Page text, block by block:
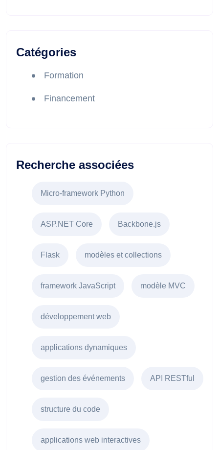
Catégories
Formation
Financement
Recherche associées
Micro-framework Python
ASP.NET Core Backbone.js
Flask modèles et collections
framework JavaScript modèle MVC
développement web
applications dynamiques
gestion des événements API RESTful
structure du code
applications web interactives